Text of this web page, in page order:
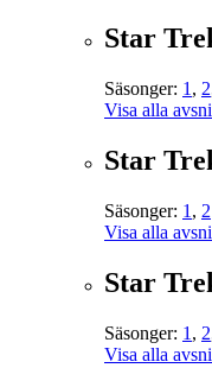
Star
Säsonger: 1 , 2
Visa alla
Star
Säsonger: 1 , 2
Visa alla
Star
Säsonger: 1 , 2
Visa alla